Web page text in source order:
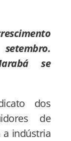
se
dos
de
a indústria